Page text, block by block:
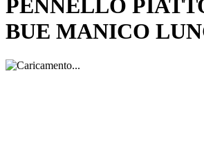
PENNELLO
BUE MANICO